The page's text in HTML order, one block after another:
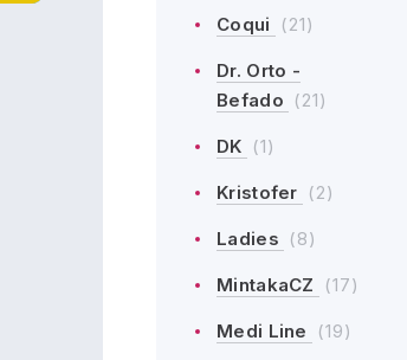
Coqui (21)
Dr. Orto -
Befado (21)
DK (1)
Kristofer (2)
Ladies (8)
MintakaCZ (17)
Medi Line (19)